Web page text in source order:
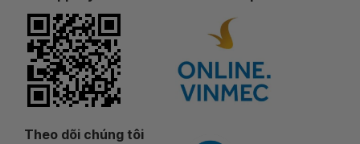
Theo dõi chúng tôi